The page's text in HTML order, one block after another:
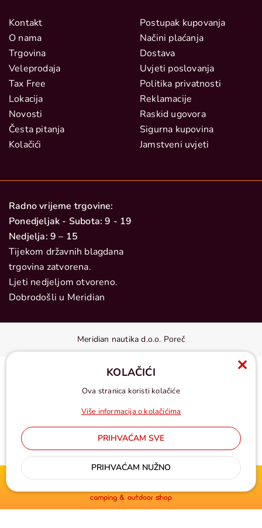
Kontakt
O nama
Trgovina
Veleprodaja
Tax Free
Lokacija
Novosti
Česta pitanja
Kolačići
Postupak kupovanja
Načini plaćanja
Dostava
Uvjeti poslovanja
Politika privatnosti
Reklamacije
Raskid ugovora
Sigurna kupovina
Jamstveni uvjeti
Radno vrijeme trgovine:
Ponedjeljak - Subota: 9 - 19
Nedjelja: 9 – 15
Tijekom državnih blagdana
trgovina zatvorena.
Ljeti nedjeljom otvoreno.
Dobrodošli u Meridian
Meridian nautika d.o.o. Poreč
Cijene u eurima, pdv uključen
KOLAČIĆI
Ova stranica koristi kolačiće
Više informacija o kolačićima
PRIHVAĆAM SVE
PRIHVAĆAM NUŽNO